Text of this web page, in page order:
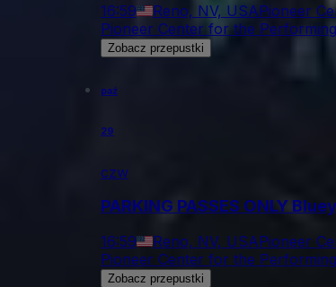
16:59 Reno, NV, USAPioneer
Pioneer Center for the
Zobacz przepustki
paź
29
czw
PARKING PASSES ONLY
16:59 Reno, NV, USAPioneer
Pioneer Center for the
Zobacz przepustki